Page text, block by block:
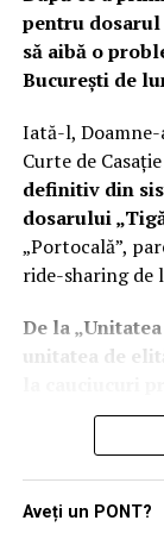
pe țambalul de
percheziție,
depus pe
curtea
Finalul
repezi.
Cadre” de la
investigațiile
Marcel Bălan,
cadavrele
că
pentru
să aibă o
București de
Iată-l,
Curte de
definitiv din
dosarului
„Portocală”,
ride-sharing de
De la
unitatea de
Căci, în timp
Mariana
ciocanul pe
Aveți un PONT?